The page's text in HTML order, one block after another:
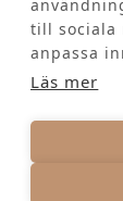
till sociala
anpassa
Läs mer
Kontakta
Vanliga